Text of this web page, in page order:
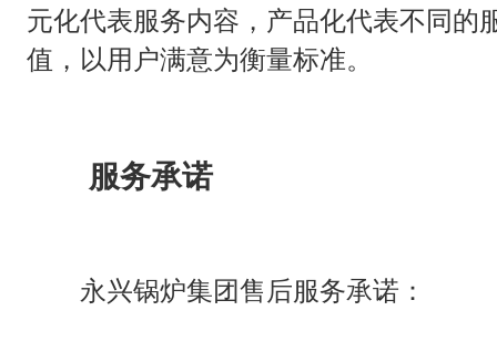
元化代表服务内容，产品化代表不同的
值，以用户满意为衡量标准。
服务承诺
永兴锅炉集团售后服务承诺：